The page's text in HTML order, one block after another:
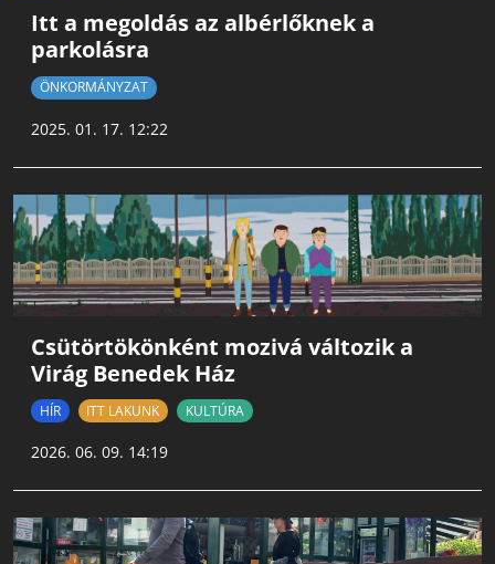
Itt a megoldás az albérlőknek a
parkolásra
ÖNKORMÁNYZAT
2025. 01. 17. 12:22
Csütörtökönként mozivá változik a
Virág Benedek Ház
HÍR ITT LAKUNK KULTÚRA
2026. 06. 09. 14:19